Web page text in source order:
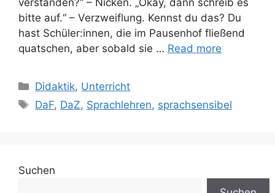
verstanden?“ – Nicken. „Okay, dann schreib es
bitte auf.“ – Verzweiflung. Kennst du das? Du
hast Schüler:innen, die im Pausenhof fließend
quatschen, aber sobald sie … Read more
Categories
Didaktik, Unterricht
Tags
DaF, DaZ, Sprachlehren, sprachsensibel
Suchen